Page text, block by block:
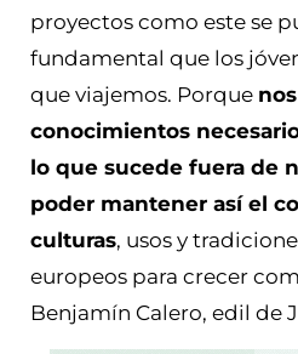
proyectos como este se
fundamental que los
que viajemos. Porque
conocimientos
lo que sucede fuera de
poder mantener así el
culturas, usos y
europeos para crecer
Benjamín Calero, edil de